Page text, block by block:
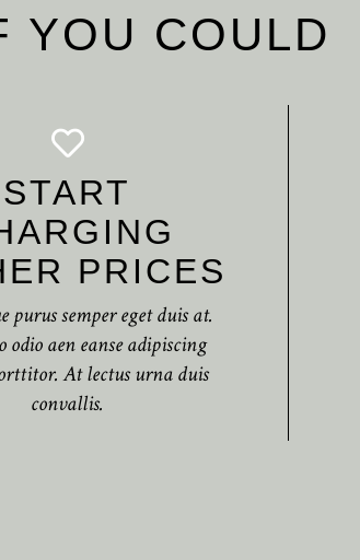
YOU COULD
START
PRICES
purus semper eget duis at.
odio aen eanse adipiscing
At lectus urna duis
convallis.